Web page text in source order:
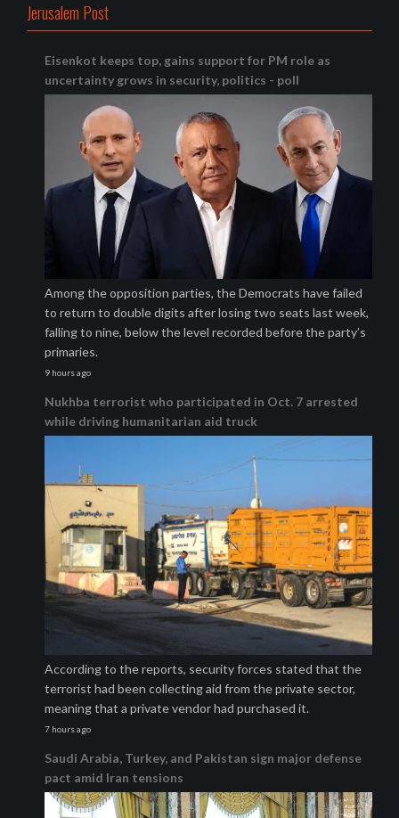
Jerusalem Post
Eisenkot keeps top, gains support for PM role as
uncertainty grows in security, politics - poll
Among the opposition parties, the Democrats have failed
to return to double digits after losing two seats last week,
falling to nine, below the level recorded before the party’s
primaries.
9 hours ago
Nukhba terrorist who participated in Oct. 7 arrested
while driving humanitarian aid truck
According to the reports, security forces stated that the
terrorist had been collecting aid from the private sector,
meaning that a private vendor had purchased it.
7 hours ago
Saudi Arabia, Turkey, and Pakistan sign major defense
pact amid Iran tensions